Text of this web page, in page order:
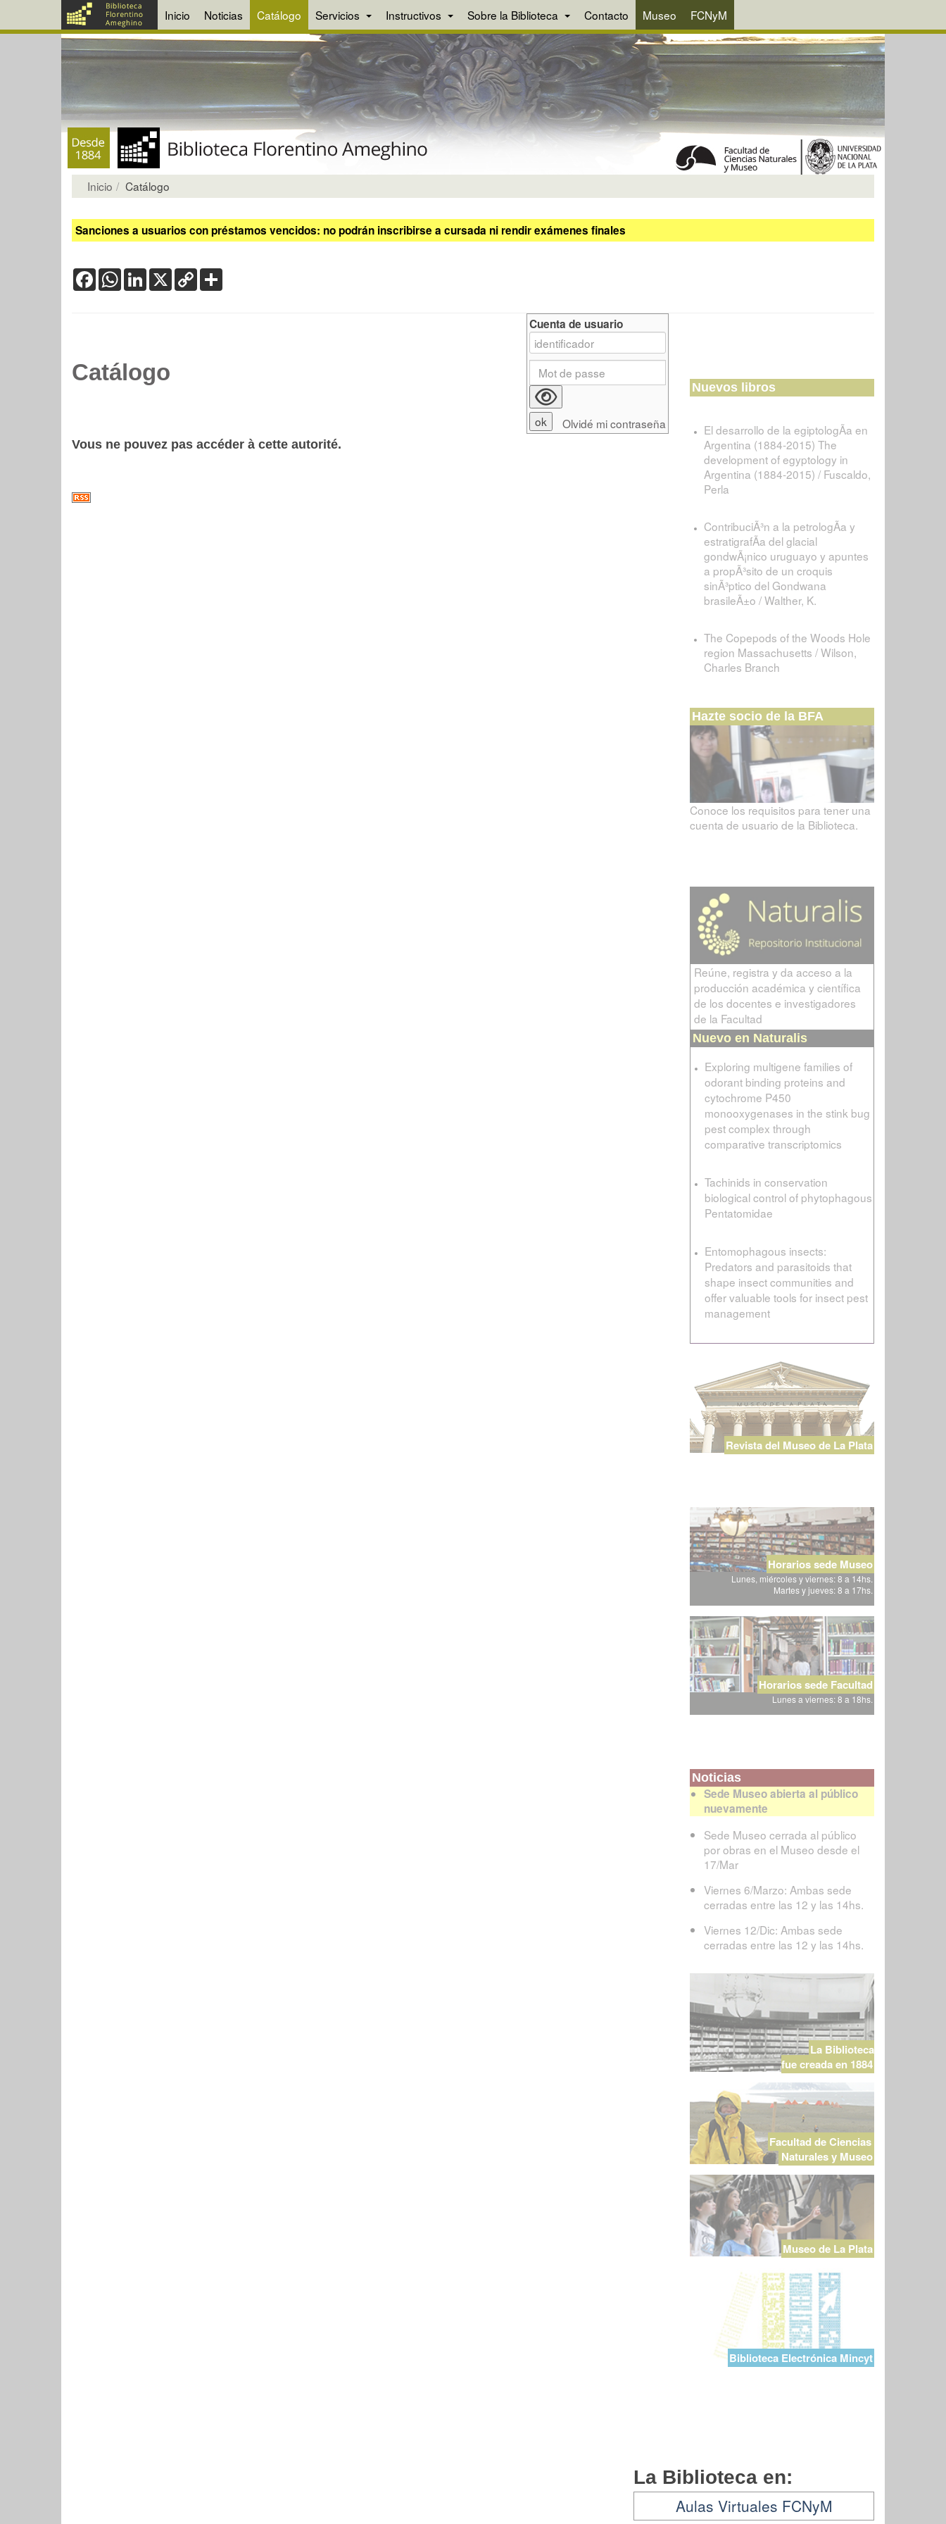
Inicio Noticias Catálogo Servicios Instructivos Sobre la Biblioteca Contacto Museo FCNyM
Inicio Catálogo
Sanciones a usuarios con préstamos vencidos: no podrán inscribirse a cursada ni rendir exámenes finales
FacebookWhatsApp
LinkedIn
X Copy
Link
Catálogo
Vous ne pouvez pas accéder à cette autorité.
Cuenta de usuario
Olvidé mi contraseña
Nuevos libros
El desarrollo de la egiptologÃ­a en
Argentina (1884-2015) The
development of egyptology in
Argentina (1884-2015) / Fuscaldo,
Perla
ContribuciÃ³n a la petrologÃ­a y
estratigrafÃ­a del glacial
gondwÃ¡nico uruguayo y apuntes
a propÃ³sito de un croquis
sinÃ³ptico del Gondwana
brasileÃ±o / Walther, K.
The Copepods of the Woods Hole
region Massachusetts / Wilson,
Charles Branch
Hazte socio de la BFA
Conoce los requisitos para tener una
cuenta de usuario de la Biblioteca.
Reúne, registra y da acceso a la
producción académica y científica
de los docentes e investigadores
de la Facultad
Nuevo en Naturalis
Exploring multigene families of
odorant binding proteins and
cytochrome P450
monooxygenases in the stink bug
pest complex through
comparative transcriptomics
Tachinids in conservation
biological control of phytophagous
Pentatomidae
Entomophagous insects:
Predators and parasitoids that
shape insect communities and
offer valuable tools for insect pest
management
Revista del Museo de La Plata
Horarios sede Museo
Lunes, miércoles y viernes: 8 a 14hs.
Martes y jueves: 8 a 17hs.
Horarios sede Facultad
Lunes a viernes: 8 a 18hs.
Noticias
Sede Museo abierta al público
nuevamente
Sede Museo cerrada al público
por obras en el Museo desde el
17/Mar
Viernes 6/Marzo: Ambas sede
cerradas entre las 12 y las 14hs.
Viernes 12/Dic: Ambas sede
cerradas entre las 12 y las 14hs.
La Biblioteca
fue creada en 1884
Facultad de Ciencias
Naturales y Museo
Museo de La Plata
Biblioteca Electrónica Mincyt
La Biblioteca en:
Aulas Virtuales FCNyM